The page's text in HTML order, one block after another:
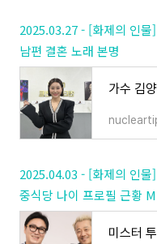
2025.03.27 - [화제의 인
남편 결혼 노래 본명
2025.04.03 - [화제의 인
중식당 나이 프로필 근황